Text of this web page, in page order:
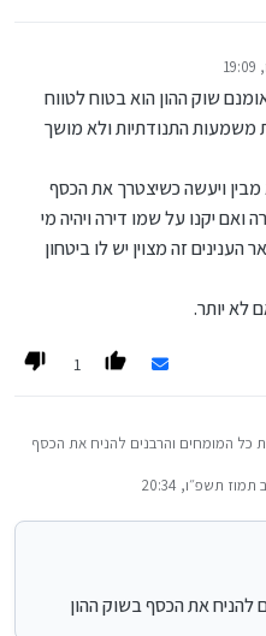
שוק ההון הוא בטוח לטווח
התנודתיות ולא מושך
מבין ויעשה כשיצטרך את הכסף
ואם יקנו על שמו דירה ויהיה מי
זה מצוין יש לו ביטחון
לא יותר.
1
כל המומחים והרבנים להניח את הכסף
בשוק ההון.
ב תמוז תשפ״ו, 20:34
על ידי
את הכסף בשוק ההון